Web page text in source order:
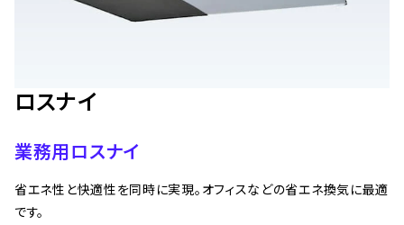
ロスナイ
業務用ロスナイ
省エネ性と快適性を同時に実現。オフィスなどの省エネ換気に最適
です。